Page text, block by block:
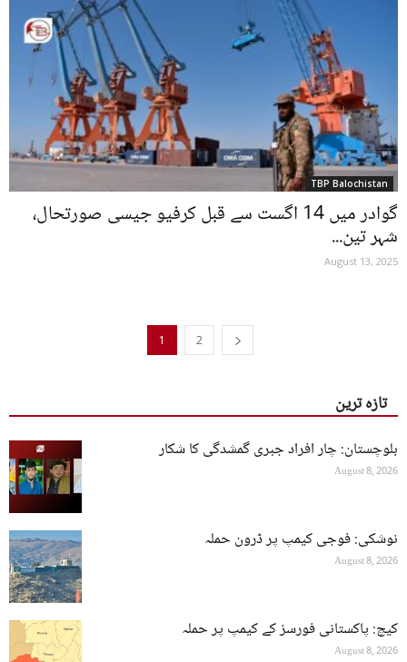
TBP Balochistan
گوادر میں 14 اگست سے قبل کرفیو جیسی صورتحال،
شہر تین...
August 13, 2025
1 2
تازہ ترین
بلوچستان: چار افراد جبری گمشدگی کا شکار
August 8, 2026
نوشکی: فوجی کیمپ پر ڈرون حملہ
August 8, 2026
کیچ: پاکستانی فورسز کے کیمپ پر حملہ
August 8, 2026